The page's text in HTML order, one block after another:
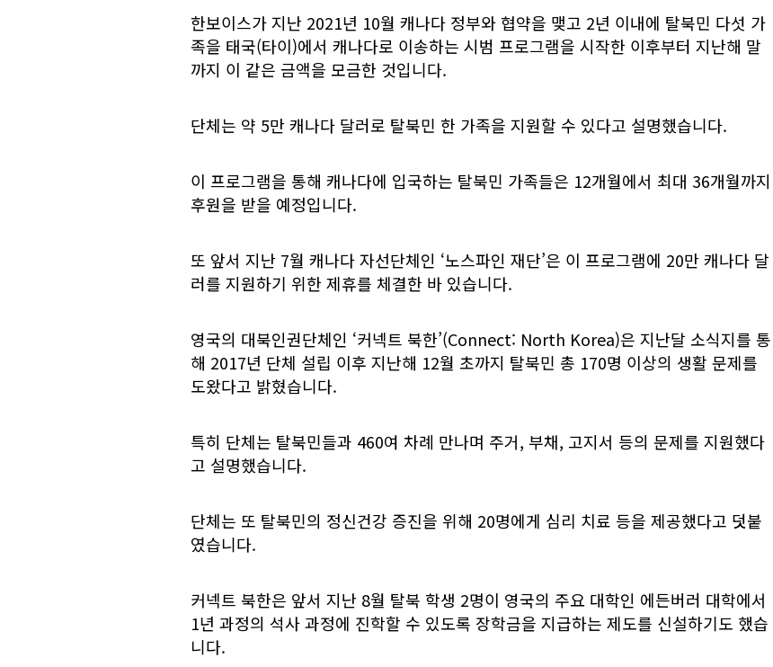
한보이스가 지난 2021년 10월 캐나다 정부와 협약을 맺고 2년 이내에 탈북민 다섯 가
족을 태국(타이)에서 캐나다로 이송하는 시범 프로그램을 시작한 이후부터 지난해 말
까지 이 같은 금액을 모금한 것입니다.
단체는 약 5만 캐나다 달러로 탈북민 한 가족을 지원할 수 있다고 설명했습니다.
이 프로그램을 통해 캐나다에 입국하는 탈북민 가족들은 12개월에서 최대 36개월까지
후원을 받을 예정입니다.
또 앞서 지난 7월 캐나다 자선단체인 ‘노스파인 재단’은 이 프로그램에 20만 캐나다 달
러를 지원하기 위한 제휴를 체결한 바 있습니다.
영국의 대북인권단체인 ‘커넥트 북한’(Connect: North Korea)은 지난달 소식지를 통
해 2017년 단체 설립 이후 지난해 12월 초까지 탈북민 총 170명 이상의 생활 문제를
도왔다고 밝혔습니다.
특히 단체는 탈북민들과 460여 차례 만나며 주거, 부채, 고지서 등의 문제를 지원했다
고 설명했습니다.
단체는 또 탈북민의 정신건강 증진을 위해 20명에게 심리 치료 등을 제공했다고 덧붙
였습니다.
커넥트 북한은 앞서 지난 8월 탈북 학생 2명이 영국의 주요 대학인 에든버러 대학에서
1년 과정의 석사 과정에 진학할 수 있도록 장학금을 지급하는 제도를 신설하기도 했습
니다.